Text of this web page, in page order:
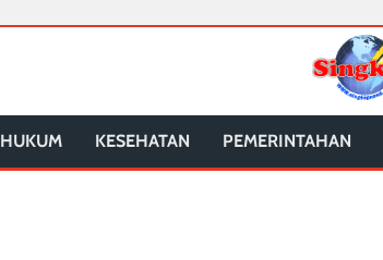
HUKUM KESEHATAN PEMERINTAHAN